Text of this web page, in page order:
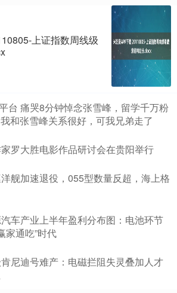
上证指数周线级
台 痛哭8分钟悼念张雪峰，留学千万粉
和张雪峰关系很好，可我兄弟走了
罗大胜电影作品研讨会在贵阳举行
舰加速退役，055型数量反超，海上格
车产业上半年盈利分布图：电池环节
家通吃”时代
尼迪号难产：电磁拦阻失灵叠加人才